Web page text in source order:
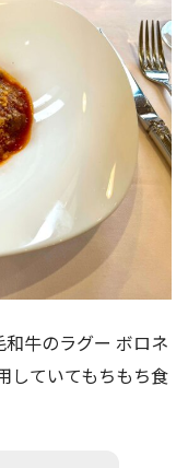
牛のラグー ボロネ
していてもちもち食